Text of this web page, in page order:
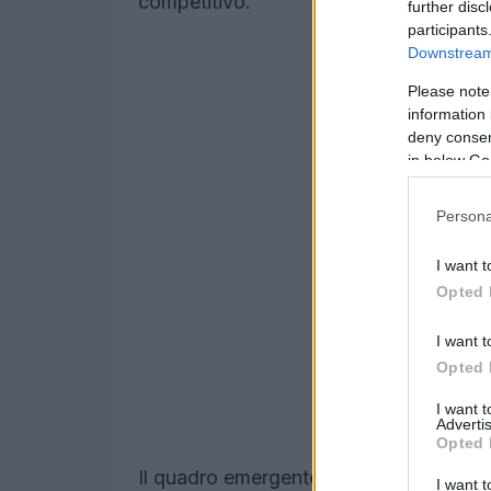
further
Please
information
deny
in below
I want
Opted
I want
Opted
I want
Opted
I want
Il quadro emergente combina segnali